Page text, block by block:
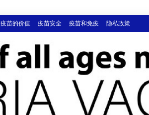
疫苗的价值 疫苗安全 疫苗和免疫 隐私政策